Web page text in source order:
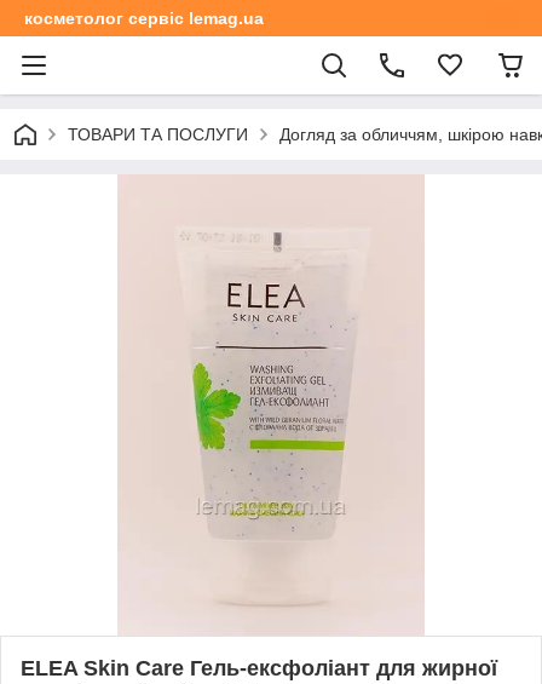
косметолог сервіс lemag.ua
ТОВАРИ ТА ПОСЛУГИ Догляд за обличчям, шкірою
ELEA Skin Care Гель-ексфоліант для жирної